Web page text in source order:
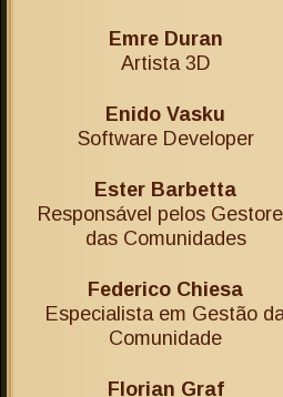
Emre Duran
Artista 3D
Enido Vasku
Software Developer
Ester Barbetta
Responsável pelos
das Comunidades
Federico Chiesa
Especialista em Gestão
Comunidade
Florian Graf